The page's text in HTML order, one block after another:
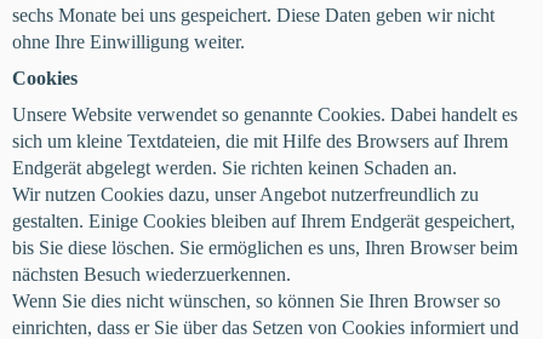
sechs Monate bei uns gespeichert. Diese Daten geben wir nicht
ohne Ihre Einwilligung weiter.
Cookies
Unsere Website verwendet so genannte Cookies. Dabei handelt es
sich um kleine Textdateien, die mit Hilfe des Browsers auf Ihrem
Endgerät abgelegt werden. Sie richten keinen Schaden an.
Wir nutzen Cookies dazu, unser Angebot nutzerfreundlich zu
gestalten. Einige Cookies bleiben auf Ihrem Endgerät gespeichert,
bis Sie diese löschen. Sie ermöglichen es uns, Ihren Browser beim
nächsten Besuch wiederzuerkennen.
Wenn Sie dies nicht wünschen, so können Sie Ihren Browser so
einrichten, dass er Sie über das Setzen von Cookies informiert und